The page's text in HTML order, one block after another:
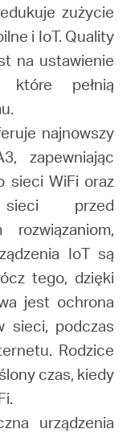
zużycie
i IoT. Quality
na ustawienie
które pełnią
najnowszy
zapewniając
sieci WiFi oraz
przed
IoT są
tego, dzięki
jest ochrona
sieci, podczas
Rodzice
czas, kiedy
urządzenia